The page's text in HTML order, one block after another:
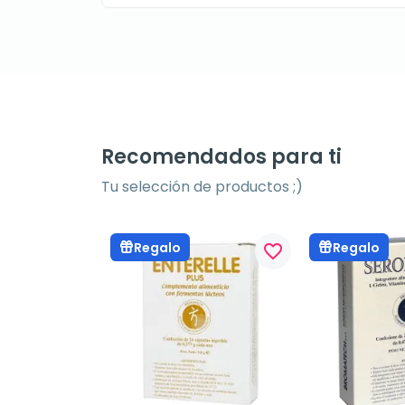
Recomendados para ti
Tu selección de productos ;)
Regalo favorite_border Regalo